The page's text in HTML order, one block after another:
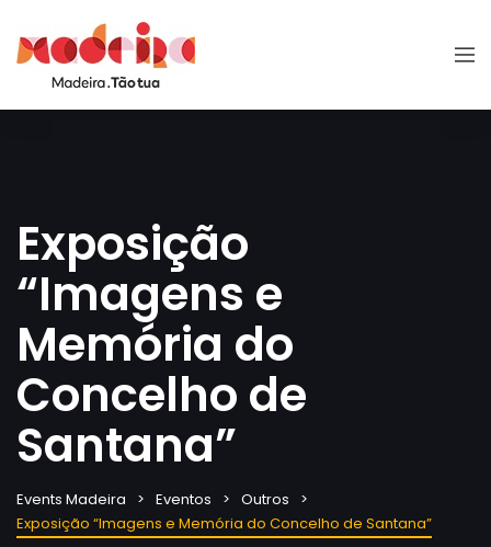
Exposição
“Imagens e
Memória do
Concelho de
Santana”
Events Madeira Eventos
Outros
Exposição “Imagens e Memória do Concelho de Santana”